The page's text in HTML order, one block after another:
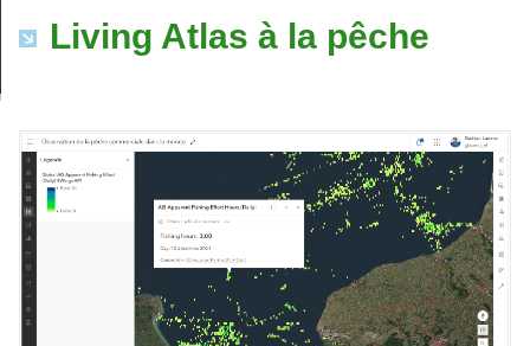
Living Atlas à la pêche